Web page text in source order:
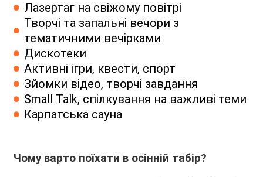
Лазертаг на свіжому повітрі
Творчі та запальні вечори з
тематичними вечірками
Дискотеки
Активні ігри, квести, спорт
Зйомки відео, творчі завдання
Small Talk, спілкування на важливі теми
Карпатська сауна
Чому варто поїхати в осінній табір?